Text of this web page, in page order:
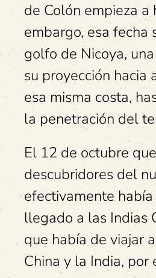
de Colón empieza
embargo, esa fecha
golfo de Nicoya,
su proyección hacia
esa misma costa,
la penetración del
El 12 de octubre
descubridores del
efectivamente
llegado a las Indias
que había de viajar
China y la India, por